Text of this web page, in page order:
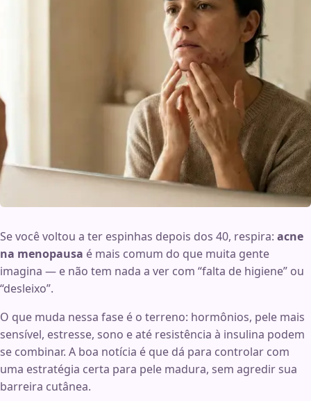
Se você voltou a ter espinhas depois dos 40, respira: acne
na menopausa é mais comum do que muita gente
imagina — e não tem nada a ver com “falta de higiene” ou
“desleixo”.
O que muda nessa fase é o terreno: hormônios, pele mais
sensível, estresse, sono e até resistência à insulina podem
se combinar. A boa notícia é que dá para controlar com
uma estratégia certa para pele madura, sem agredir sua
barreira cutânea.